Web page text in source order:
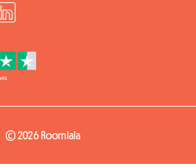
© 2026 Roomlala